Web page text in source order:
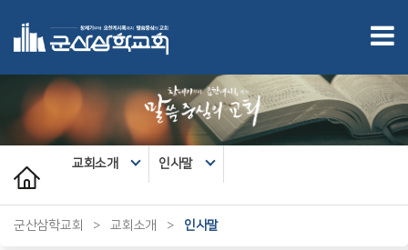
교회소개 인사말
군산삼학교회 > 교회소개 > 인사말